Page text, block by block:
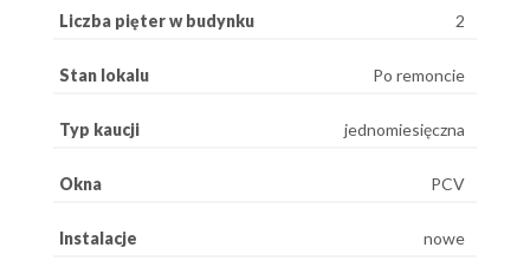
Liczba pięter w budynku 2
Stan lokalu Po remoncie
Typ kaucji jednomiesięczna
Okna PCV
Instalacje nowe